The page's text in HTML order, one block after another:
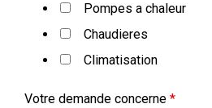
Pompes a chaleur
Chaudieres
Climatisation
Votre demande concerne *